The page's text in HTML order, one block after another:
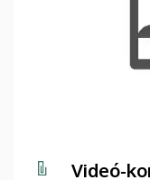
Videó-